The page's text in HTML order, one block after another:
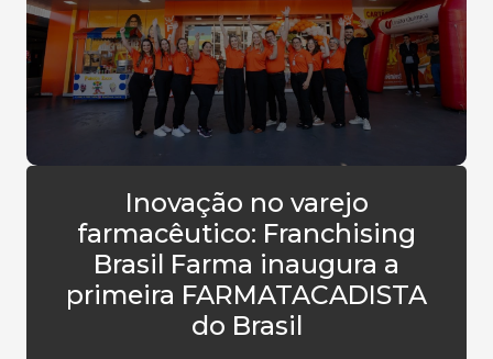
Inovação no varejo
farmacêutico: Franchising
Brasil Farma inaugura a
primeira FARMATACADISTA
do Brasil